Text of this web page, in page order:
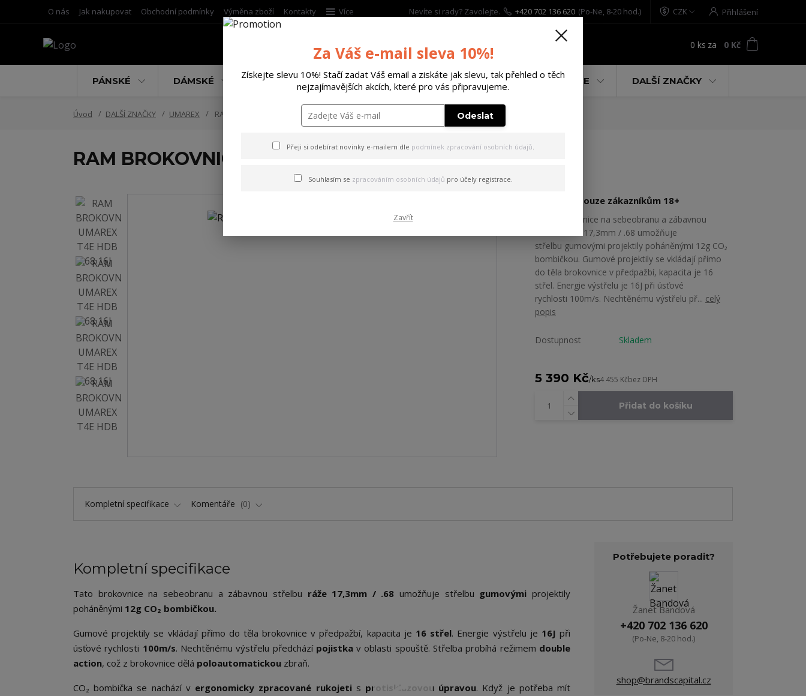
O nás Jak nakupovat Obchodní podmínky Výměna zboží Kontakty Více CZK Přihlášení
Nevíte si rady? Zavolejte. +420 702 136 620 (Po-Ne, 8-20 hod.)
0 ks za 0 Kč
PÁNSKÉ DÁMSKÉ DĚTSKÉ DOPLŇKY DÁRKOVÉ POUKAZY % AKCE DALŠÍ ZNAČKY
Úvod DALŠÍ ZNAČKY UMAREX RAM BROKOVNICE UMAREX T4E HDB .68 16J
RAM BROKOVNICE UMAREX T4E HDB .68 16J
Prodejné pouze zákazníkům 18+
Tato brokovnice na sebeobranu a zábavnou
střelbu ráže 17,3mm / .68 umožňuje
střelbu gumovými projektily poháněnými 12g CO₂
bombičkou. Gumové projektily se vkládají přímo
do těla brokovnice v předpažbí, kapacita je 16
střel. Energie výstřelu je 16J při úsťové
rychlosti 100m/s. Nechtěnému výstřelu př... celý
popis
Dostupnost Skladem
5 390 Kč/ks4 455 Kčbez DPH
Přidat do košíku
Kompletní specifikace Komentáře 0
Kompletní specifikace
Tato brokovnice na sebeobranu a zábavnou střelbu ráže 17,3mm / .68 umožňuje střelbu gumovými projektily
poháněnými 12g CO₂ bombičkou.
Gumové projektily se vkládají přímo do těla brokovnice v předpažbí, kapacita je 16 střel. Energie výstřelu je 16J při
úsťové rychlosti 100m/s. Nechtěnému výstřelu předchází pojistkav oblasti spouště. Střelba probíhá režimem double
action, což z brokovnice dělá poloautomatickou zbraň.
CO₂ bombička se nachází v ergonomicky zpracované rukojetis protiskluzovou úpravou. Když je potřeba mít
Potřebujete poradit?
Žanet Bandová
+420 702 136 620
(Po-Ne, 8-20 hod.)
shop@brandscapital.cz
Za Váš e-mail sleva 10%!
Získejte slevu 10%! Stačí zadat Váš email a ziskáte jak slevu, tak přehled o těch
nejzajímavějších akcích, které pro vás připravujeme.
Odeslat
Přeji si odebírat novinky e-mailem dle podmínek zpracování osobních údajů.
Souhlasím se zpracováním osobních údajů pro účely registrace.
Zavřít